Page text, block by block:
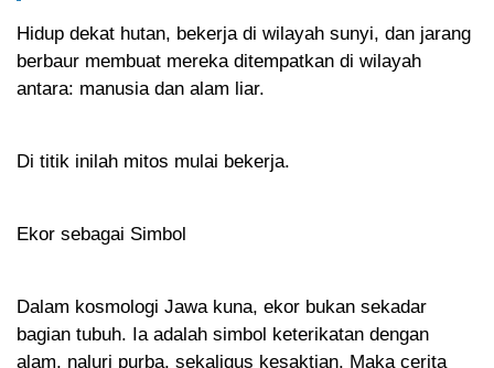
Hidup dekat hutan, bekerja di wilayah sunyi, dan jarang
berbaur membuat mereka ditempatkan di wilayah
antara: manusia dan alam liar.
Di titik inilah mitos mulai bekerja.
Ekor sebagai Simbol
Dalam kosmologi Jawa kuna, ekor bukan sekadar
bagian tubuh. Ia adalah simbol keterikatan dengan
alam, naluri purba, sekaligus kesaktian. Maka cerita